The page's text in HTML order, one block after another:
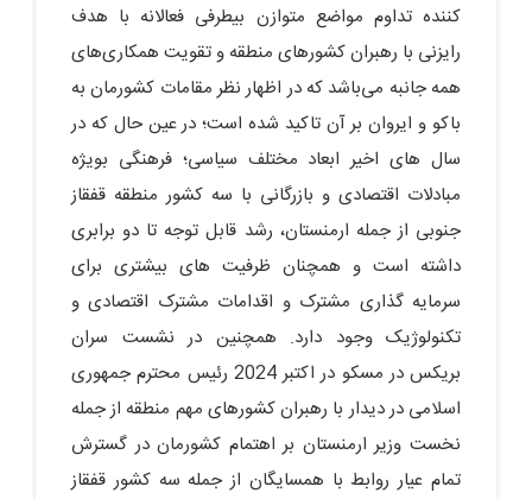
کننده تداوم مواضع متوازن بیطرفی فعالانه با هدف
رایزنی با رهبران کشورهای منطقه و تقویت همکاری‌های
همه جانبه می‌باشد که در اظهار نظر مقامات کشورمان به
باکو و ایروان بر آن تاکید شده است؛ در عین حال که در
سال های اخیر ابعاد مختلف سیاسی؛ فرهنگی بویژه
مبادلات اقتصادی و بازرگانی با سه کشور منطقه قفقاز
جنوبی از جمله ارمنستان، رشد قابل توجه تا دو برابری
داشته است و همچنان ظرفیت های بیشتری برای
سرمایه گذاری مشترک و اقدامات مشترک اقتصادی و
تکنولوژیک وجود دارد. همچنین در نشست سران
بریکس در مسکو در اکتبر 2024 رئیس محترم جمهوری
اسلامی در دیدار با رهبران کشورهای مهم منطقه از جمله
نخست وزیر ارمنستان بر اهتمام کشورمان در گسترش
تمام عیار روابط با همسایگان از جمله سه کشور قفقاز